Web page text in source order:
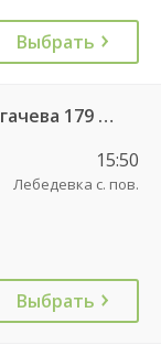
Выбрать
Саратов АВ Центральный ул им Пугачева 179 А — Красный Кут (ул Рабочая 125 А) 622
15:50
Лебедевка с. пов.
Выбрать